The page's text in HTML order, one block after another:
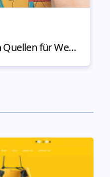
Print und Digital: Die besten Quellen für Web Nachrichten